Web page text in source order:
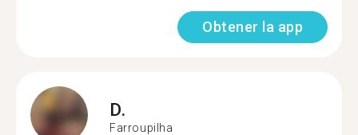
Obtener la app
D.
Farroupilha